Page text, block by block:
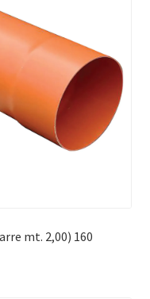
mt. 2,00) 160